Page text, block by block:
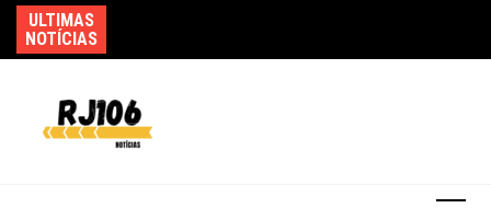
para
o
ULTIMAS
NOTÍCIAS
de greve da CPTM